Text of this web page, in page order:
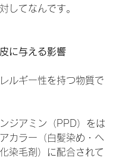
してなんです。
に与える影響
ルギー性を持つ物質で
ジアミン（PPD）をは
カラー（白髪染め・ヘ
染毛剤）に配合されて